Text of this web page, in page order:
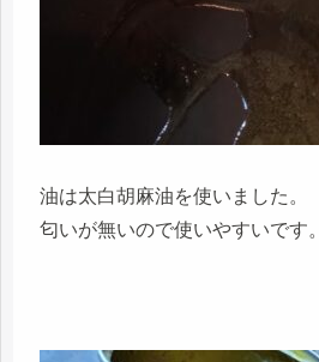
油は太白胡麻油を使いました。
匂いが無いので使いやすいです。